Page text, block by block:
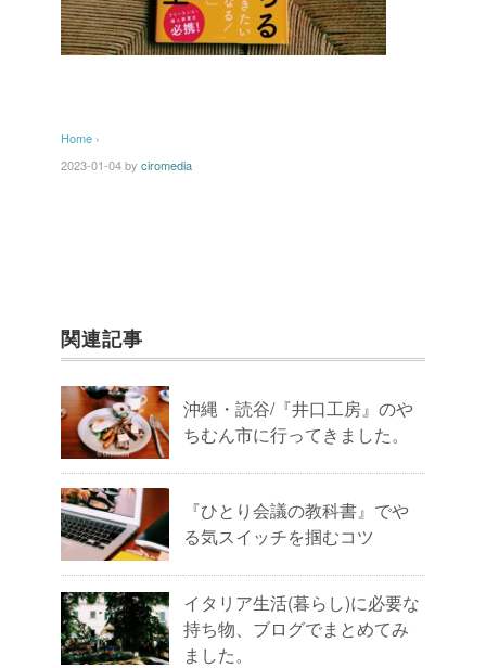
Home ›
2023-01-04by ciromedia
関連記事
沖縄・読谷/『井口工房』のや
ちむん市に行ってきました。
『ひとり会議の教科書』でや
る気スイッチを掴むコツ
イタリア生活(暮らし)に必要な
持ち物、ブログでまとめてみ
ました。